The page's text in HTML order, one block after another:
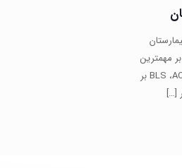
مهمترین
تغییرات صورت گرفته در BLS ،ACLS،ROSC بر
[…]